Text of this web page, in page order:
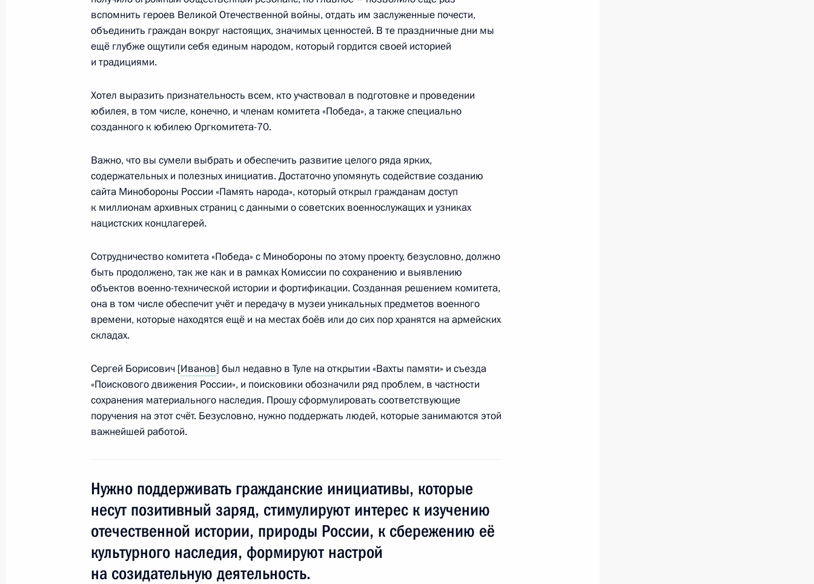
7 апреля 2016 года, четверг
Медиафорум региональных и местных СМИ «Правда
7 апреля 2016 года, 17:00 Санкт-Петербург
6 апреля 2016 года, среда
Рабочая встреча с губернатором Иркутской области Сергеем
Левченко
3
Заявления для прессы по итогам переговоров с Федеральным
президентом Австрии Хайнцем Фишером
6 апреля 2016 года, 17:00
Встреча с Президентом Австрии Хайнцем Фишером
6 апреля 2016 года, 14:00 Москва, Кремль
5 апреля 2016 года, 19:10 Москва, Кремль
В России создана национальная гвардия
вспомнить героев Великой Отечественной войны, отдать им заслуженные почести,
объединить граждан вокруг настоящих, значимых ценностей. В те праздничные дни мы
ещё глубже ощутили себя единым народом, который гордится своей историей
и традициями.
Хотел выразить признательность всем, кто участвовал в подготовке и проведении
юбилея, в том числе, конечно, и членам комитета «Победа», а также специально
созданного к юбилею Оргкомитета-70.
Важно, что вы сумели выбрать и обеспечить развитие целого ряда ярких,
содержательных и полезных инициатив. Достаточно упомянуть содействие созданию
сайта Минобороны России «Память народа», который открыл гражданам доступ
к миллионам архивных страниц с данными о советских военнослужащих и узниках
нацистских концлагерей.
Сотрудничество комитета «Победа» с Минобороны по этому проекту, безусловно, должно
быть продолжено, так же как и в рамках Комиссии по сохранению и выявлению
объектов военно-технической истории и фортификации. Созданная решением комитета,
она в том числе обеспечит учёт и передачу в музеи уникальных предметов военного
времени, которые находятся ещё и на местах боёв или до сих пор хранятся на армейских
складах.
Сергей Борисович [Иванов] был недавно в Туле на открытии «Вахты памяти» и съезда
«Поискового движения России», и поисковики обозначили ряд проблем, в частности
сохранения материального наследия. Прошу сформулировать соответствующие
поручения на этот счёт. Безусловно, нужно поддержать людей, которые занимаются этой
важнейшей работой.
Нужно поддерживать гражданские инициативы, которые
несут позитивный заряд, стимулируют интерес к изучению
отечественной истории, природы России, к сбережению её
культурного наследия, формируют настрой
на созидательную деятельность.